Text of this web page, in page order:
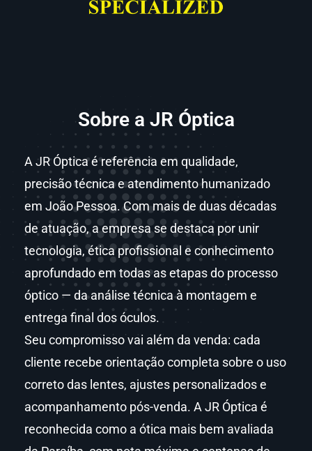
Sobre a JR Óptica
A JR Óptica é referência em qualidade,
precisão técnica e atendimento humanizado
em João Pessoa. Com mais de duas décadas
de atuação, a empresa se destaca por unir
tecnologia, ética profissional e conhecimento
aprofundado em todas as etapas do processo
óptico — da análise técnica à montagem e
entrega final dos óculos.
Seu compromisso vai além da venda: cada
cliente recebe orientação completa sobre o uso
correto das lentes, ajustes personalizados e
acompanhamento pós-venda. A JR Óptica é
reconhecida como a ótica mais bem avaliada